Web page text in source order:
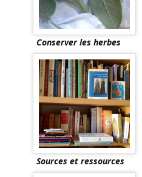
Conserver les herbes
Sources et ressources